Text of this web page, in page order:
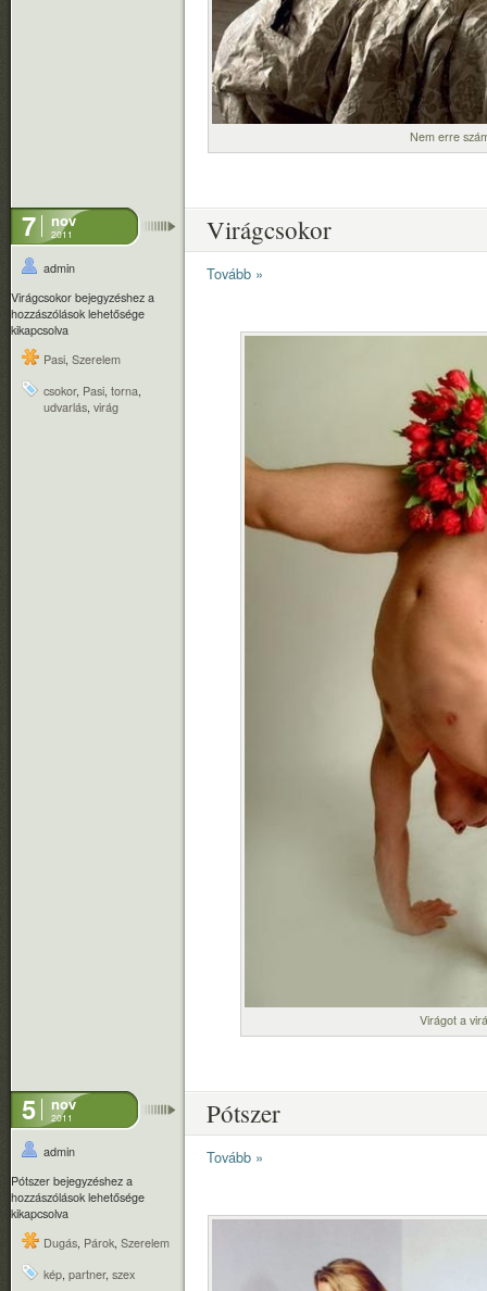
Nem erre
7 nov
2011
admin
Virágcsokor bejegyzéshez a
hozzászólások lehetősége
kikapcsolva
Pasi, Szerelem
csokor, Pasi, torna,
udvarlás, virág
Virágcsokor
Tovább »
Virágot a
5 nov
2011
admin
Pótszer bejegyzéshez a
hozzászólások lehetősége
kikapcsolva
Dugás, Párok, Szerelem
kép, partner, szex
Pótszer
Tovább »